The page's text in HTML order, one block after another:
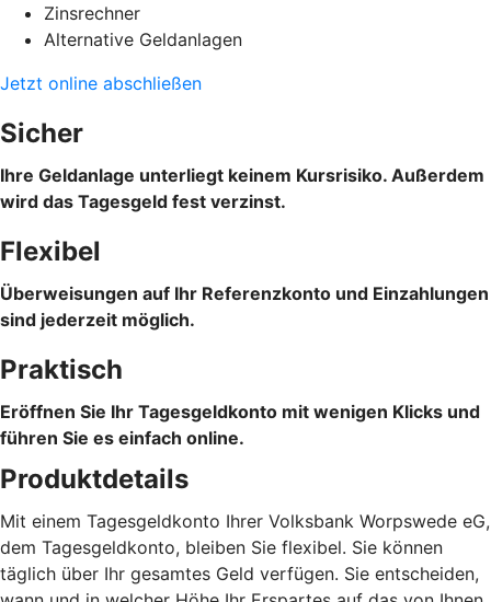
Zinsrechner
Alternative Geldanlagen
Jetzt online abschließen
Sicher
Ihre Geldanlage unterliegt keinem Kursrisiko. Außerdem
wird das Tagesgeld fest verzinst.
Flexibel
Überweisungen auf Ihr Referenzkonto und Einzahlungen
sind jederzeit möglich.
Praktisch
Eröffnen Sie Ihr Tagesgeldkonto mit wenigen Klicks und
führen Sie es einfach online.
Produktdetails
Mit einem Tagesgeldkonto Ihrer Volksbank Worpswede eG,
dem Tagesgeldkonto, bleiben Sie flexibel. Sie können
täglich über Ihr gesamtes Geld verfügen. Sie entscheiden,